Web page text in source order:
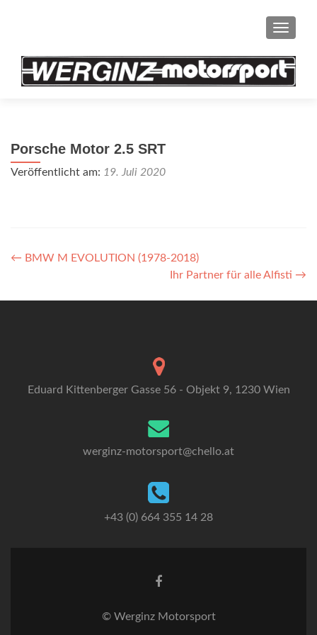
Porsche Motor 2.5 SRT
Veröffentlicht am: 19. Juli 2020
Artikel-
← BMW M EVOLUTION (1978-2018)
Ihr Partner für alle Alfisti →
Eduard Kittenberger Gasse 56 - Objekt 9, 1230 Wien
werginz-motorsport@chello.at
+43 (0) 664 355 14 28
Go
© Werginz Motorsport